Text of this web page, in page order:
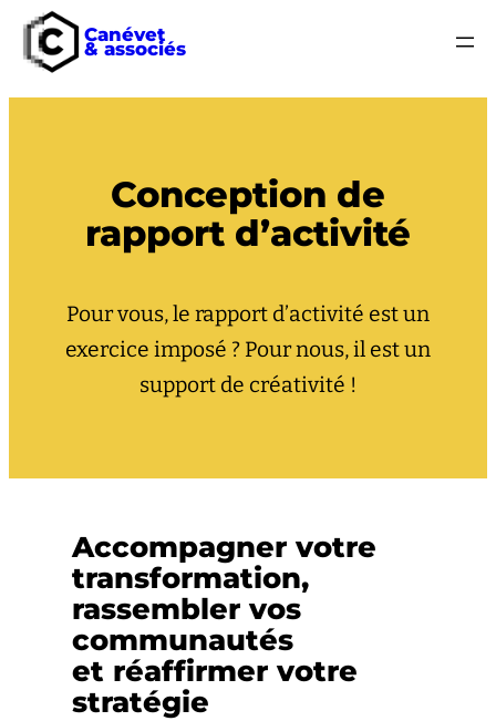
Canévet
& associés
Conception de
rapport d’activité
Pour vous, le rapport d’activité est un
exercice imposé ? Pour nous, il est un
support de créativité !
Accompagner votre
transformation,
rassembler vos
communautés
et réaffirmer votre
stratégie